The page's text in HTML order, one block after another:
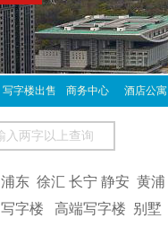
写字楼出售 商务中心 酒店公寓
浦东 徐汇 长宁 静安 黄浦
写字楼 高端写字楼 别墅